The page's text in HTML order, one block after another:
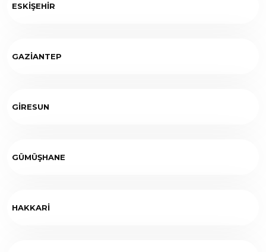
ESKİŞEHİR
GAZİANTEP
GİRESUN
GÜMÜŞHANE
HAKKARİ